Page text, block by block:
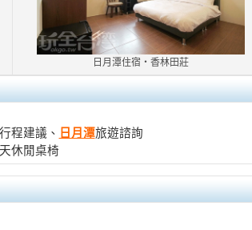
日月潭住宿‧香林田莊
程建議、 日月潭旅遊諮詢
休閒桌椅